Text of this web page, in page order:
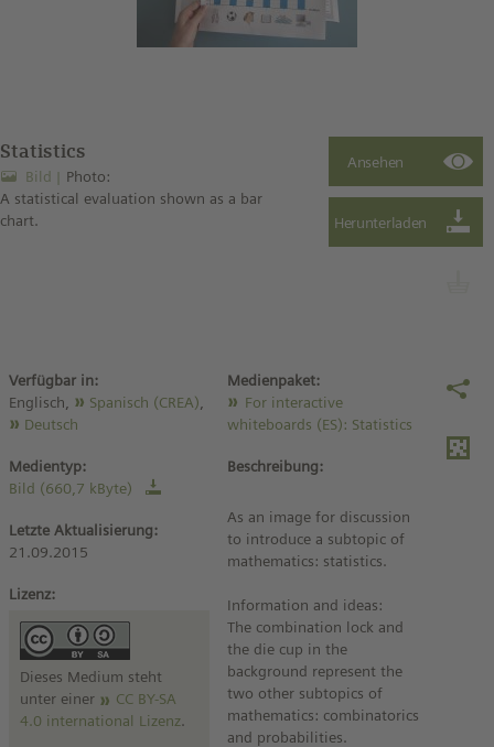
Statistics
Bild
Photo:
A statistical evaluation shown as a bar
chart.
Verfügbar in:
Englisch,
Spanisch (CREA)
Deutsch
Medientyp:
Bild (660,7 kByte)
Letzte Aktualisierung:
21.09.2015
Lizenz:
Dieses Medium steht
unter einer
CC BY-SA
4.0 international Lizenz.
Medienpaket:
For interactive
whiteboards (ES): Statistics
Beschreibung:
As an image for discussion
to introduce a subtopic of
mathematics: statistics.
Information and ideas:
The combination lock and
the die cup in the
background represent the
two other subtopics of
mathematics: combinatorics
and probabilities.